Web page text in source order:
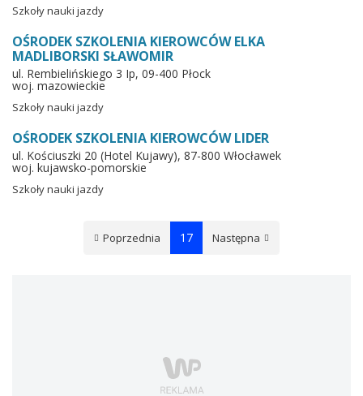
Szkoły nauki jazdy
OŚRODEK SZKOLENIA KIEROWCÓW ELKA
MADLIBORSKI SŁAWOMIR
ul. Rembielińskiego 3 Ip, 09-400 Płock
woj. mazowieckie
Szkoły nauki jazdy
OŚRODEK SZKOLENIA KIEROWCÓW LIDER
ul. Kościuszki 20 (Hotel Kujawy), 87-800 Włocławek
woj. kujawsko-pomorskie
Szkoły nauki jazdy
Poprzednia 17 Następna